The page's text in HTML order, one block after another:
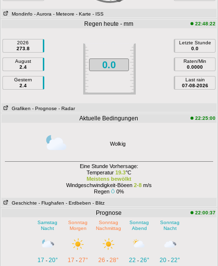
Mondinfo - Aurora - Meteore - Karte - ISS
Regen heute - mm 22:48:22
2026
273.8
August
2.4
Gestern
2.4
0.0
Letzte Stunde
0.0
Raten/Min
0.0000
Last rain
07-08-2026
Grafiken - Prognose - Radar
Aktuelle Bedingungen 22:25:00
Wolkig
Eine Stunde Vorhersage:
Temperatur 19.3°C
Meistens bewölkt
Windgeschwindigkeit-Böeen 2-8m/s
Regen
0%
Geschichte - Flughafen - Erdbeben - Blitz
Prognose
22:00:37
Samstag
Nacht
Sonntag
Morgen
Sonntag
Nachmittag
Sonntag
Abend
Sonntag
Nacht
17 - 20° 17 -27° 26 -28° 22 -26° 20 -22°